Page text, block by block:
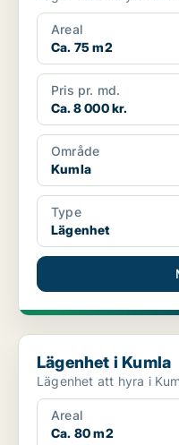
Areal
Ca. 75 m2
Pris pr. md.
Ca. 8 000 kr.
Område
Kumla
Type
Lägenhet
Lägenhet i Kumla
Lägenhet i Kumla
Lägenhet att hyra i
Areal
Ca. 80 m2